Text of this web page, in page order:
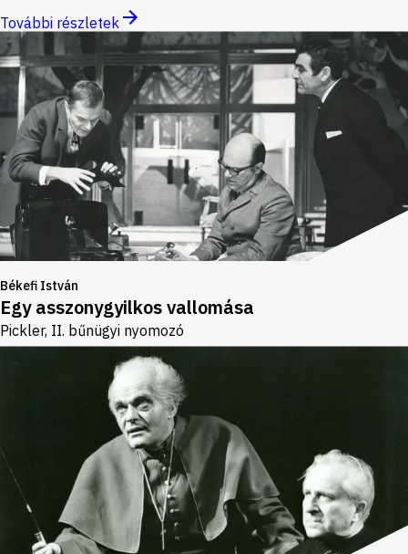
További részletek
Békefi István
Egy asszonygyilkos vallomása
Pickler, II. bűnügyi nyomozó